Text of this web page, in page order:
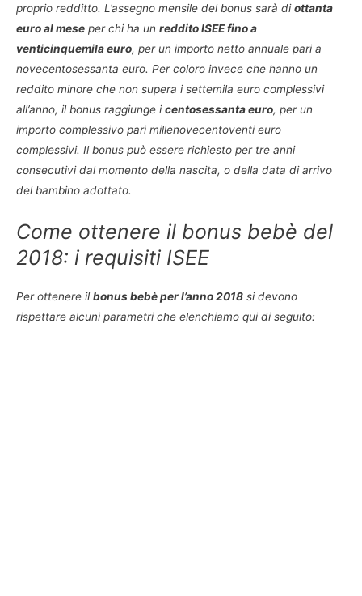
proprio redditto. L’assegno mensile del bonus sarà diottanta
euro al mese per chi ha un reddito ISEE fino a
venticinquemila euro, per un importo netto annuale pari a
novecentosessanta euro. Per coloro invece che hanno un
reddito minore che non supera i settemila euro complessivi
all’anno, il bonus raggiunge icentosessanta euro, per un
importo complessivo pari millenovecentoventi euro
complessivi. Il bonus può essere richiesto per tre anni
consecutivi dal momento della nascita, o della data di arrivo
del bambino adottato.
Come ottenere il bonus bebè del
2018: i requisiti ISEE
Per ottenere ilbonus bebè per l’anno 2018 si devono
rispettare alcuni parametri che elenchiamo qui di seguito: